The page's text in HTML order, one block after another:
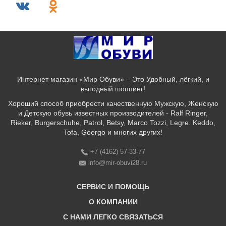
Интернет магазин «Мир Обуви» – Это Удобный, лёгкий, и
выгодный шоппинг!
Хороший способ приобрести качественную Мужскую, Женскую
и Детскую обувь известных производителей - Ralf Ringer,
Rieker, Burgerschuhe, Patrol, Betsy, Marco Tozzi, Legre. Keddo,
Tofa, Goergo и многих других!
+7 (4162) 57-33-77
info@mir-obuvi28.ru
СЕРВИС И ПОМОЩЬ
Бонусная программа
О КОМПАНИИ
C НАМИ ЛЕГКО СВЯЗАТЬСЯ